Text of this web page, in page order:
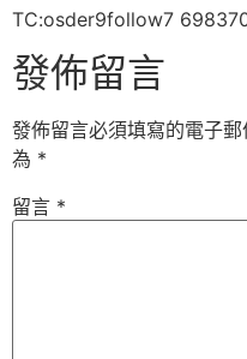
TC:osder9follow7
發佈留言
發佈留言必須填寫的電子郵
為 *
留言 *